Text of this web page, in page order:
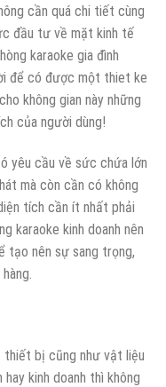
cần quá chi tiết cùng
đầu tư về mặt kinh tế
karaoke gia đình
để có được một thiet ke
không gian này những
của người dùng!
yêu cầu về sức chứa lớn
mà còn cần có không
tích cần ít nhất phải
karaoke kinh doanh nên
tạo nên sự sang trọng,
thiết bị cũng như vật liệu
kinh doanh thì không